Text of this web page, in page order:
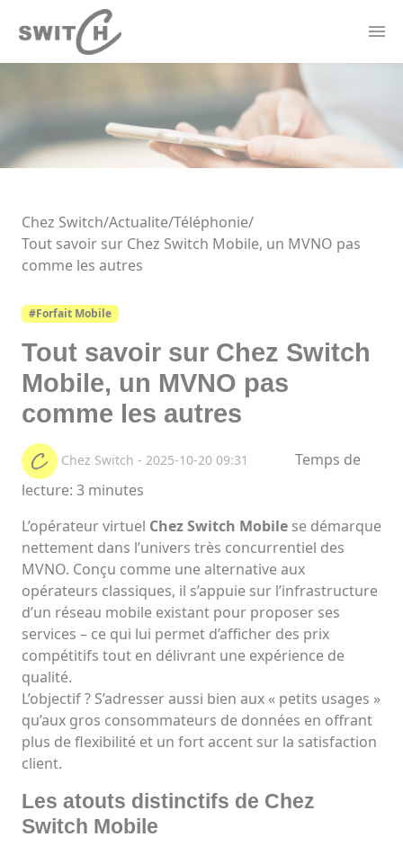
Forfaits Mobile
Borne de recharge
Chez Switch/Actualite/Téléphonie/
Tout savoir sur Chez Switch Mobile, un MVNO pas
comme les autres
#Forfait Mobile
Tout savoir sur Chez Switch
Mobile, un MVNO pas
comme les autres
Chez Switch - 2025-10-20 09:31
Temps de
lecture: 3 minutes
L’opérateur virtuel Chez Switch Mobile se démarque
nettement dans l’univers très concurrentiel des
MVNO. Conçu comme une alternative aux
opérateurs classiques, il s’appuie sur l’infrastructure
d’un réseau mobile existant pour proposer ses
services – ce qui lui permet d’afficher des prix
compétitifs tout en délivrant une expérience de
qualité.
L’objectif ? S’adresser aussi bien aux « petits usages »
qu’aux gros consommateurs de données en offrant
plus de flexibilité et un fort accent sur la satisfaction
client.
Les atouts distinctifs de Chez
Switch Mobile
Panneau de gestion des cookies